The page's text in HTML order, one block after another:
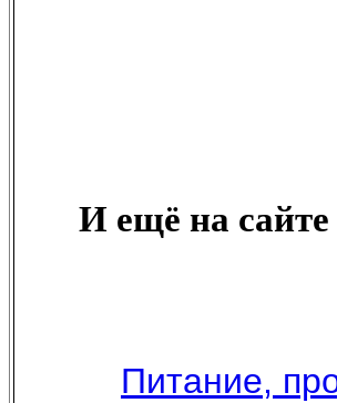
И ещё на сайте
Питание,